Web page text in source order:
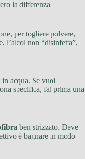
la differenza:
per togliere polvere,
l’alcol non “disinfetta”,
in acqua. Se vuoi
specifica, fai prima una
ben strizzato. Deve
è bagnare in modo